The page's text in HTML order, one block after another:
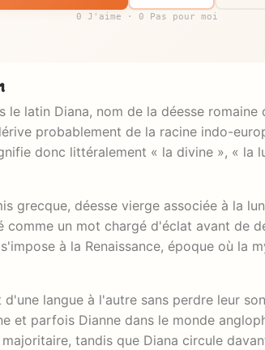
0 J'aime · 0 Pas pour moi
le latin Diana, nom de la déesse
probablement de la racine indo-
donc littéralement « la divine », « la
grecque, déesse vierge associée à la
comme un mot chargé d'éclat avant de
à la Renaissance, époque où la
langue à l'autre sans perdre leur
et parfois Dianne dans le monde
tandis que Diana circule